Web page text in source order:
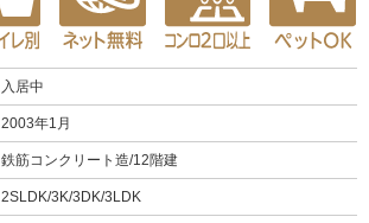
入居中
2003年1月
鉄筋コンクリート造/12階建
2SLDK/3K/3DK/3LDK